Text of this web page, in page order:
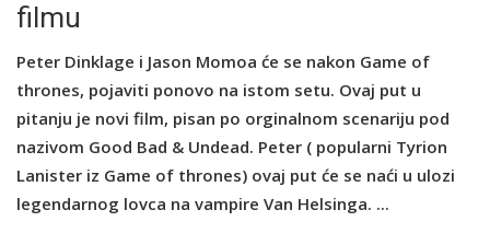
filmu
Peter Dinklage i Jason Momoa će se nakon Game of
thrones, pojaviti ponovo na istom setu. Ovaj put u
pitanju je novi film, pisan po orginalnom scenariju pod
nazivom Good Bad & Undead. Peter ( popularni Tyrion
Lanister iz Game of thrones) ovaj put će se naći u ulozi
legendarnog lovca na vampire Van Helsinga. ...